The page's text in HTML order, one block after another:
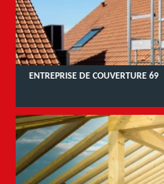
ENTREPRISE DE COUVERTURE 69